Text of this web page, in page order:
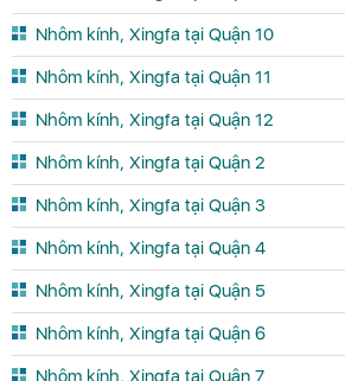
Nhôm kính, Xingfa tại Quận 10
Nhôm kính, Xingfa tại Quận 11
Nhôm kính, Xingfa tại Quận 12
Nhôm kính, Xingfa tại Quận 2
Nhôm kính, Xingfa tại Quận 3
Nhôm kính, Xingfa tại Quận 4
Nhôm kính, Xingfa tại Quận 5
Nhôm kính, Xingfa tại Quận 6
Nhôm kính, Xingfa tại Quận 7